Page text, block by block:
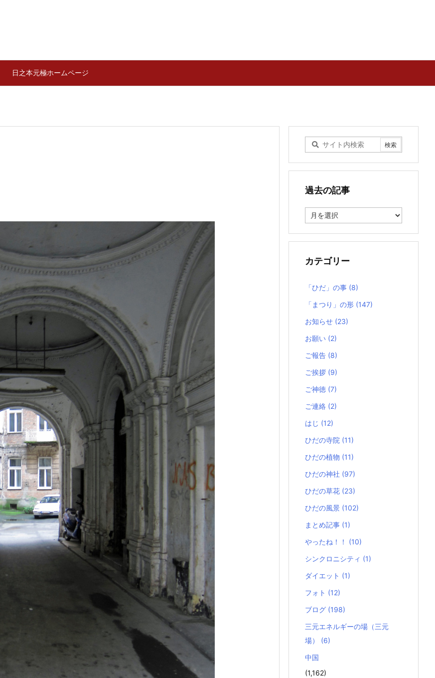
日之本元極ホームページ
過去の記事
去
記
カテゴリー
「ひだ」の事 (8)
「まつり」の形 (147)
お知らせ (23)
お願い (2)
ご報告 (8)
ご挨拶 (9)
ご神徳 (7)
ご連絡 (2)
はじ (12)
ひだの寺院 (11)
ひだの植物 (11)
ひだの神社 (97)
ひだの草花 (23)
ひだの風景 (102)
まとめ記事 (1)
やったね！！ (10)
シンクロニシティ (1)
ダイエット (1)
フォト (12)
ブログ (198)
三元エネルギーの場（三元
場） (6)
中国
(1,162)